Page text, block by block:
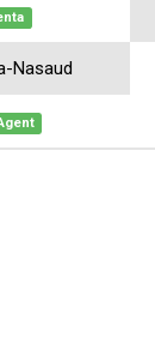
Nasaud